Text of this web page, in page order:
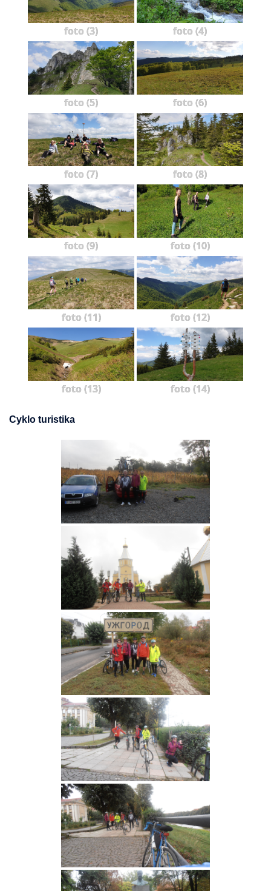
foto (3) foto (4)
foto (5) foto (6)
foto (7) foto (8)
foto (9) foto (10)
foto (11) foto (12)
foto (13) foto (14)
Cyklo turistika